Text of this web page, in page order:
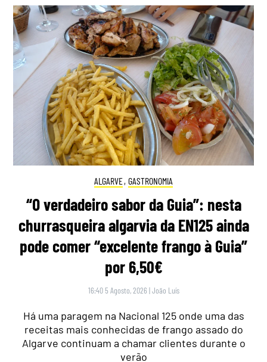
ALGARVE, GASTRONOMIA
“O verdadeiro sabor da Guia”: nesta
churrasqueira algarvia da EN125 ainda
pode comer “excelente frango à Guia”
por 6,50€
16:40 5 Agosto, 2026 |João Luís
Há uma paragem na Nacional 125 onde uma das
receitas mais conhecidas de frango assado do
Algarve continuam a chamar clientes durante o
verão